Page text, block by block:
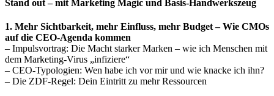
Stand out – mit Marketing Magic und Basis-Handwerkszeug
1. Mehr Sichtbarkeit, mehr Einfluss, mehr Budget – Wie CMOs
auf die CEO-Agenda kommen
– Impulsvortrag: Die Macht starker Marken – wie ich Menschen mit
dem Marketing-Virus „infiziere“
– CEO-Typologien: Wen habe ich vor mir und wie knacke ich ihn?
– Die ZDF-Regel: Dein Eintritt zu mehr Ressourcen